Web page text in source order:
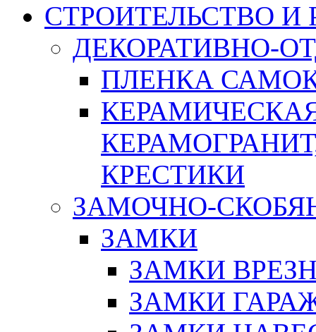
СТРОИТЕЛЬСТВО И
ДЕКОРАТИВНО-
ПЛЕНКА
КРЕСТИКИ
ЗАМОЧНО-
ЗАМКИ
ЗАМКИ
ЗАМКИ